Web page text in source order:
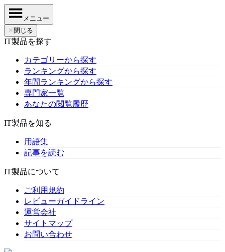
メニュー
✕ 閉じる
IT製品を探す
カテゴリーから探す
ランキングから探す
年間ランキングから探す
専門家一覧
あなたの閲覧履歴
IT製品を知る
用語集
記事を読む
IT製品について
ご利用規約
レビューガイドライン
運営会社
サイトマップ
お問い合わせ